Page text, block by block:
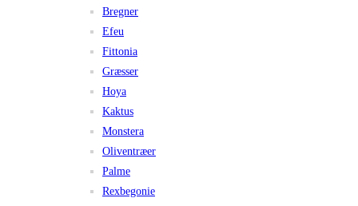
Bregner
Efeu
Fittonia
Græsser
Hoya
Kaktus
Monstera
Oliventræer
Palme
Rexbegonie